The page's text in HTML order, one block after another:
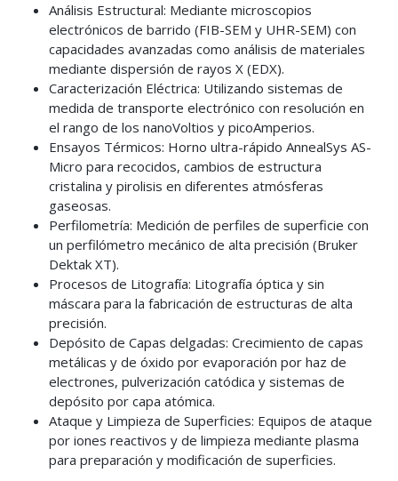
Análisis Estructural: Mediante microscopios
electrónicos de barrido (FIB-SEM y UHR-SEM) con
capacidades avanzadas como análisis de materiales
mediante dispersión de rayos X (EDX).
Caracterización Eléctrica: Utilizando sistemas de
medida de transporte electrónico con resolución en
el rango de los nanoVoltios y picoAmperios.
Ensayos Térmicos: Horno ultra-rápido AnnealSys AS-
Micro para recocidos, cambios de estructura
cristalina y pirolisis en diferentes atmósferas
gaseosas.
Perfilometría: Medición de perfiles de superficie con
un perfilómetro mecánico de alta precisión (Bruker
Dektak XT).
Procesos de Litografía: Litografía óptica y sin
máscara para la fabricación de estructuras de alta
precisión.
Depósito de Capas delgadas: Crecimiento de capas
metálicas y de óxido por evaporación por haz de
electrones, pulverización catódica y sistemas de
depósito por capa atómica.
Ataque y Limpieza de Superficies: Equipos de ataque
por iones reactivos y de limpieza mediante plasma
para preparación y modificación de superficies.